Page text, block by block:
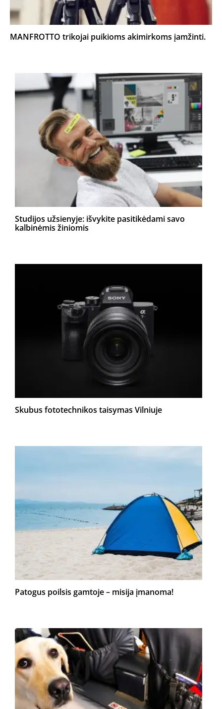
MANFROTTO trikojai puikioms akimirkoms įamžinti.
Studijos užsienyje: išvykite pasitikėdami savo
kalbinėmis žiniomis
Skubus fototechnikos taisymas Vilniuje
Patogus poilsis gamtoje – misija įmanoma!